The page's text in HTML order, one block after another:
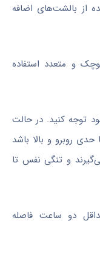
از بالشت‌های اضافه
و متعدد استفاده
توجه کنید. در حالت
روبرو و بالا باشد
و تنگی نفس تا
دو ساعت فاصله